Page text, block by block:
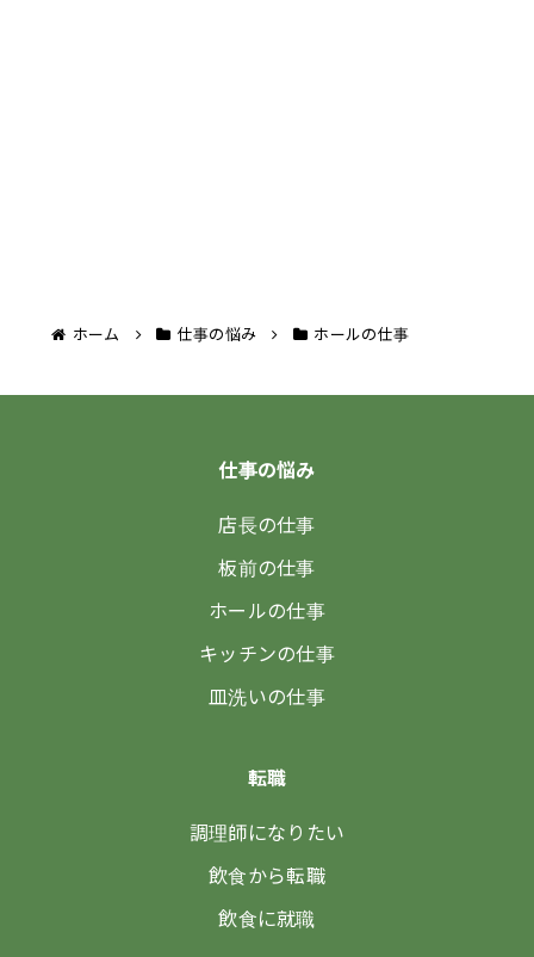
ホーム 仕事の悩み ホールの仕事
仕事の悩み
店長の仕事
板前の仕事
ホールの仕事
キッチンの仕事
皿洗いの仕事
転職
調理師になりたい
飲食から転職
飲食に就職